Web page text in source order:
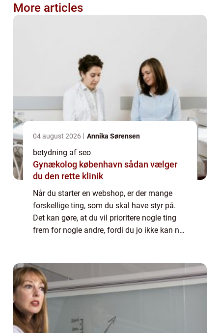
More articles
04 august 2026 Annika Sørensen
betydning af seo
Gynækolog københavn sådan vælger
du den rette klinik
Når du starter en webshop, er der mange
forskellige ting, som du skal have styr på.
Det kan gøre, at du vil prioritere nogle ting
frem for nogle andre, fordi du jo ikke kan nå